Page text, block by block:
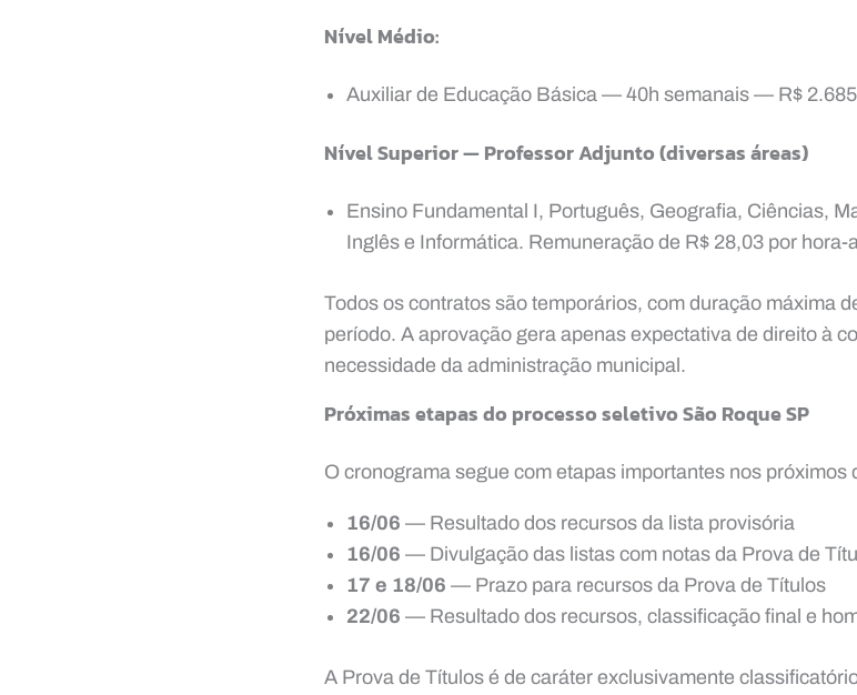
Nível Médio:
Auxiliar de Educação Básica — 40h semanais — R$
Nível Superior — Professor Adjunto(diversas áreas)
Ensino Fundamental I, Português, Geografia, Ciências,
Inglês e Informática. Remuneração de R$ 28,03 por hora-
Todos os contratos são temporários, com duração máxima
período. A aprovação gera apenas expectativa de direito à
necessidade da administração municipal.
Próximas etapas do processo seletivo São Roque SP
O cronograma segue com etapas importantes nos próximos
16/06 — Resultado dos recursos da lista provisória
16/06 — Divulgação das listas com notas da Prova de
17 e 18/06 — Prazo para recursos da Prova de Títulos
22/06 — Resultado dos recursos, classificação final e
A Prova de Títulos é de caráter exclusivamente